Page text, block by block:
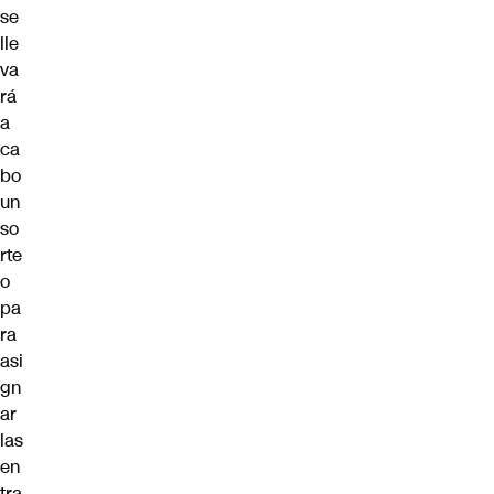
se
lle
va
rá
a
ca
bo
un
so
rte
o
pa
ra
asi
gn
ar
las
en